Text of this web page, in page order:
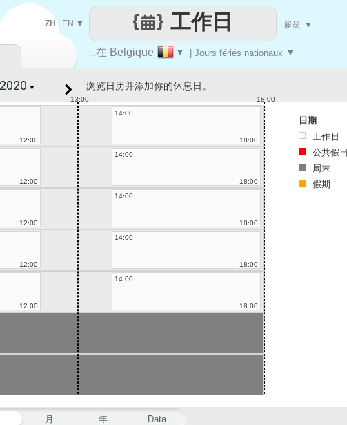
..在 Belgique ▼ | Jours fériés nationaux ▼
工作日
ZH | EN ▼ 雇员 ▼
月 年 Data
▼ 浏览日历并添加你的休息日。
13:00 18:00
12:00
14:00
18:00
12:00
14:00
18:00
12:00
14:00
18:00
12:00
14:00
18:00
12:00
14:00
18:00
日期
工作日
公共假日
周末
假期